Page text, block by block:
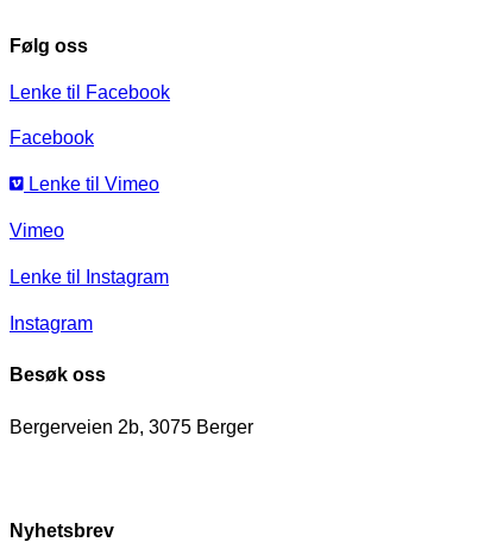
Følg oss
Lenke til Facebook
Facebook
Lenke til Vimeo
Vimeo
Lenke til Instagram
Instagram
Besøk oss
Bergerveien 2b, 3075 Berger
Nyhetsbrev